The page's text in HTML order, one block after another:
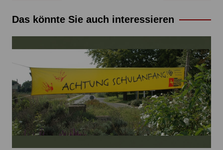
Das könnte Sie auch interessieren